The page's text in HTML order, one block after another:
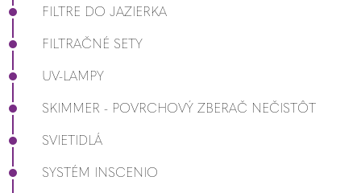
FILTRE DO JAZIERKA
FILTRAČNÉ SETY
UV-LAMPY
SKIMMER - POVRCHOVÝ ZBERAČ NEČISTÔT
SVIETIDLÁ
SYSTÉM INSCENIO